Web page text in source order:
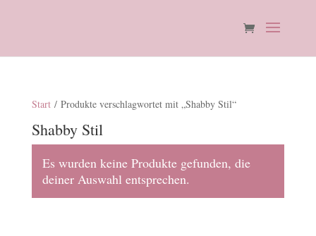
Start/ Produkte verschlagwortet mit „Shabby Stil“
Shabby Stil
Es wurden keine Produkte gefunden, die
deiner Auswahl entsprechen.